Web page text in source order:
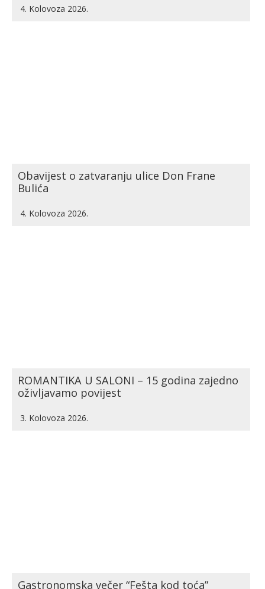
4. Kolovoza 2026.
Obavijest o zatvaranju ulice Don Frane
Bulića
4. Kolovoza 2026.
ROMANTIKA U SALONI – 15 godina zajedno
oživljavamo povijest
3. Kolovoza 2026.
Gastronomska večer “Fešta kod toća”